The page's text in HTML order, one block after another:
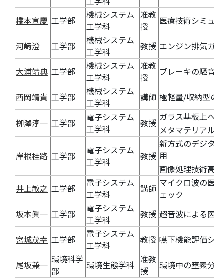
橋本宣慶 工学部
機械システム
工学科
准教
授
医療技術シミュ
河﨑澄 工学部
機械システム
工学科
教授 エンジン排気ガ
大浦靖典 工学部
機械システム
工学科
准教
授
ブレーキの騒音
西岡靖貴 工学部
機械システム
工学科
講師 極軽量/収納型の
栁澤淳一 工学部
電子システム
工学科
教授
ガラス基板上へ
メタマテリアル
岸根桂路 工学部
電子システム
工学科
教授
新方式のデジタ
用
画像処理技術高
井上敏之 工学部
電子システム
工学科
講師 マイクロ波の医
ェック
坂本眞一 工学部
電子システム
工学科
教授 超音波による医
宮城茂幸 工学部
電子システム
工学科
教授 嚥下機能評価シ
尾坂兼一 環境科学
部
環境生態学科 准教
授
環境中の窒素分